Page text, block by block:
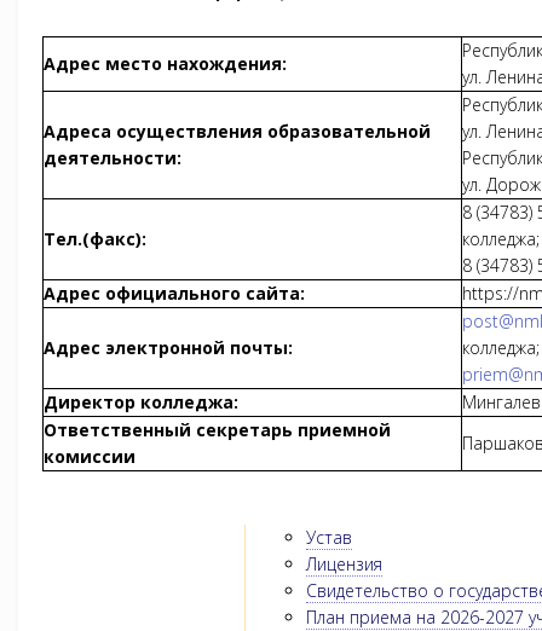
Адрес место нахождения:
ул.
Адреса осуществления образовательной
деятельности:
ул.
ул.
Тел.(факс):
8 (34783)
колледжа;
8 (34783)
Адрес официального сайта:
https://
Адрес электронной почты:
колледжа;
Директор колледжа:
Ответственный секретарь приемной
комиссии
Устав
Лицензия
Свидетельство о
План приема на 2026-2027